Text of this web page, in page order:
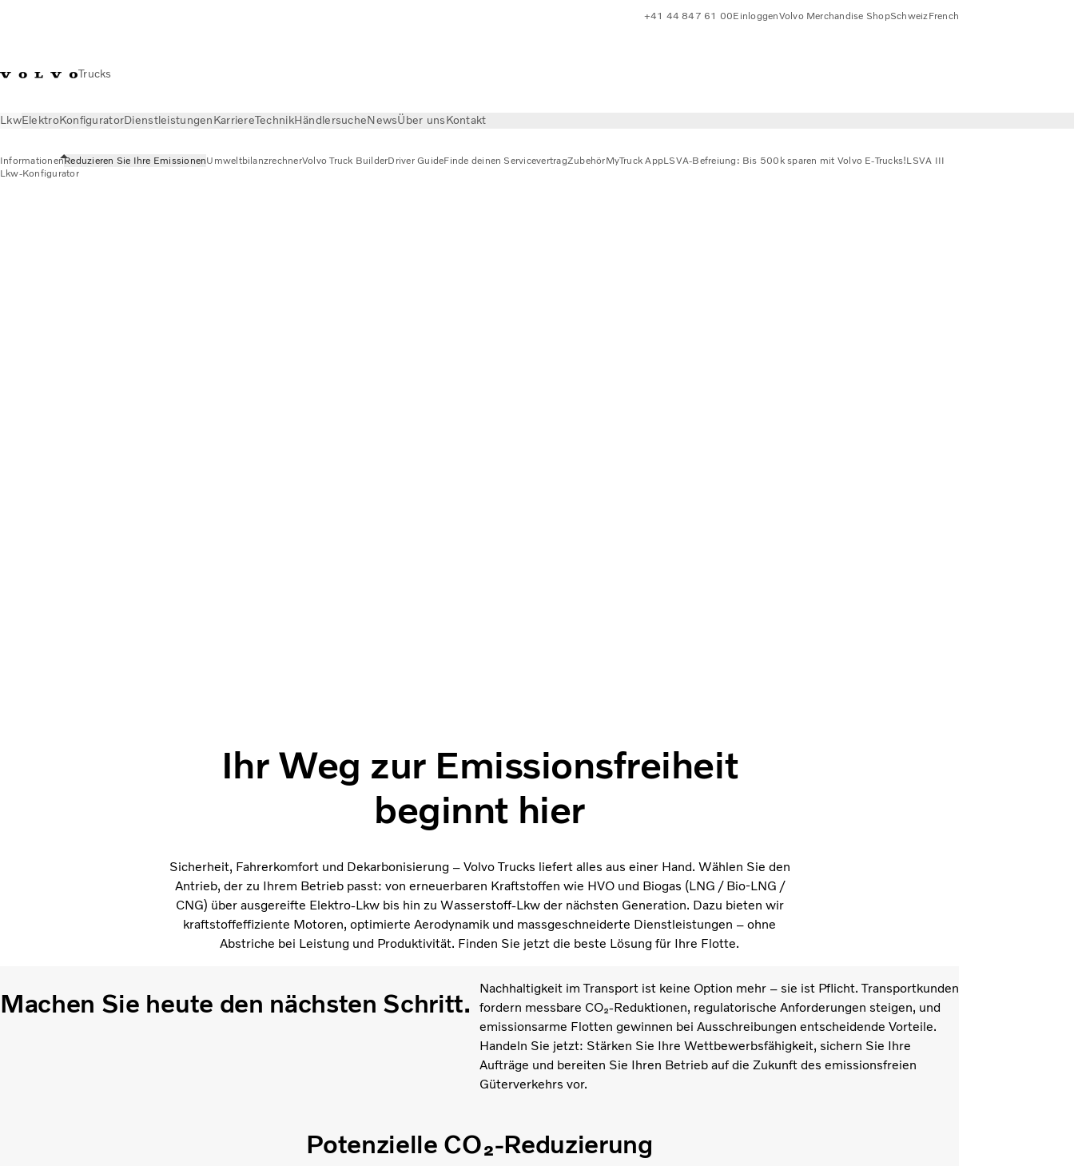
Trucks
+41 44 847 61 00EinloggenVolvo Merchandise ShopSchweizFrench
LkwElektroKonfiguratorDienstleistungenKarriereTechnikHändlersucheNewsÜber unsKontakt
InformationenReduzieren Sie Ihre EmissionenUmweltbilanzrechnerVolvo Truck BuilderDriver GuideFinde deinen ServicevertragZubehörMyTruck AppLSVA-Befreiung: Bis 500k sparen mit Volvo E-Trucks!LSVA III
Lkw-Konfigurator
Ihr Weg zur Emissionsfreiheit
beginnt hier
Sicherheit, Fahrerkomfort und Dekarbonisierung – Volvo Trucks liefert alles aus einer Hand. Wählen Sie den
Antrieb, der zu Ihrem Betrieb passt: von erneuerbaren Kraftstoffen wie HVO und Biogas (LNG / Bio-LNG /
CNG) über ausgereifte Elektro-Lkw bis hin zu Wasserstoff-Lkw der nächsten Generation. Dazu bieten wir
kraftstoffeffiziente Motoren, optimierte Aerodynamik und massgeschneiderte Dienstleistungen – ohne
Abstriche bei Leistung und Produktivität. Finden Sie jetzt die beste Lösung für Ihre Flotte.
Machen Sie heute den nächsten Schritt.
Nachhaltigkeit im Transport ist keine Option mehr – sie ist Pflicht. Transportkunden
fordern messbare CO₂-Reduktionen, regulatorische Anforderungen steigen, und
emissionsarme Flotten gewinnen bei Ausschreibungen entscheidende Vorteile.
Handeln Sie jetzt: Stärken Sie Ihre Wettbewerbsfähigkeit, sichern Sie Ihre
Aufträge und bereiten Sie Ihren Betrieb auf die Zukunft des emissionsfreien
Güterverkehrs vor.
Potenzielle CO₂-Reduzierung